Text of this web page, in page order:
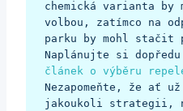
chemická varianta by
volbou, zatímco na
parku by mohl
Naplánujte si
článek o výběru
Nezapomeňte, že ať